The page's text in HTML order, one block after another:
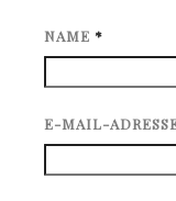
NAME *
E-MAIL-